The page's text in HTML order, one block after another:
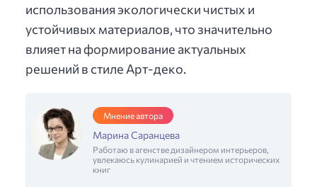
использования экологически чистых и
устойчивых материалов, что значительно
влияет на формирование актуальных
решений в стиле Арт-деко.
Мнение автора
Марина Саранцева
Работаю в агенстве дизайнером интерьеров,
увлекаюсь кулинарией и чтением исторических
книг